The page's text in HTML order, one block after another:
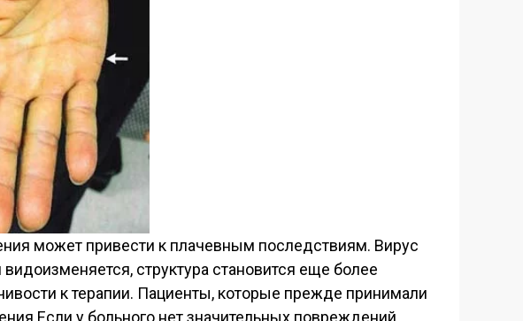
может привести к плачевным последствиям. Вирус
структура становится еще более
к терапии. Пациенты, которые прежде принимали